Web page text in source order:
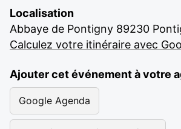
Localisation
Abbaye de Pontigny 89230
Calculez votre itinéraire avec
Ajouter cet événement à votre
Google Agenda